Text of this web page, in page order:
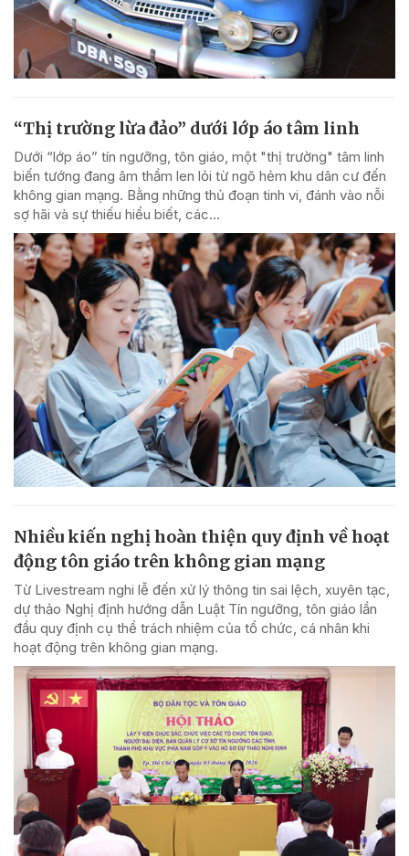
“Thị trường lừa đảo” dưới lớp áo tâm linh
Dưới “lớp áo” tín ngưỡng, tôn giáo, một "thị trường" tâm linh
biến tướng đang âm thầm len lỏi từ ngõ hẻm khu dân cư đến
không gian mạng. Bằng những thủ đoạn tinh vi, đánh vào nỗi
sợ hãi và sự thiếu hiểu biết, các...
Nhiều kiến nghị hoàn thiện quy định về hoạt
động tôn giáo trên không gian mạng
Từ Livestream nghi lễ đến xử lý thông tin sai lệch, xuyên tạc,
dự thảo Nghị định hướng dẫn Luật Tín ngưỡng, tôn giáo lần
đầu quy định cụ thể trách nhiệm của tổ chức, cá nhân khi
hoạt động trên không gian mạng.